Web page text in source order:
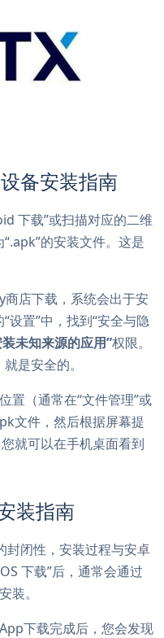
备安装指南
下载”或扫描对应的二维
的安装文件。这是
店下载，系统会出于安
设置”中，找到“安全与隐
未知来源的应用”权限。
是安全的。
置（通常在“文件管理”或
文件，然后根据屏幕提
就可以在手机桌面看到
装指南
封闭性，安装过程与安卓
下载”后，通常会通过
装。
下载完成后，您会发现